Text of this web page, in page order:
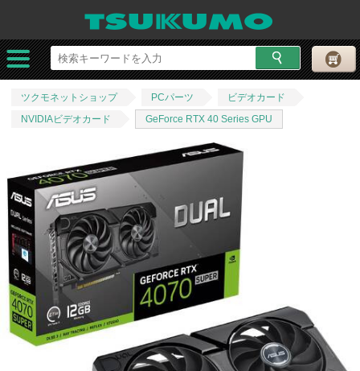
ツクモネットショップ PCパーツ
ビデオカード
NVIDIAビデオカード
GeForce RTX 40 Series GPU